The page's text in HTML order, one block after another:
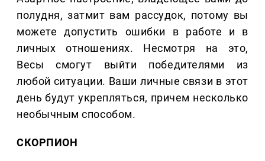
полудня, затмит вам рассудок, потому вы
можете допустить ошибки в работе и в
личных отношениях. Несмотря на это,
Весы смогут выйти победителями из
любой ситуации. Ваши личные связи в этот
день будут укрепляться, причем несколько
необычным способом.
СКОРПИОН